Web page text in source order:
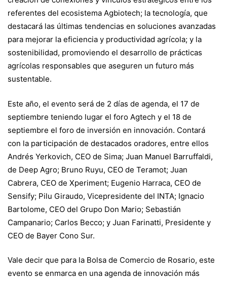
referentes del ecosistema Agbiotech; la tecnología, que
destacará las últimas tendencias en soluciones avanzadas
para mejorar la eficiencia y productividad agrícola; y la
sostenibilidad, promoviendo el desarrollo de prácticas
agrícolas responsables que aseguren un futuro más
sustentable.
Este año, el evento será de 2 días de agenda, el 17 de
septiembre teniendo lugar el foro Agtech y el 18 de
septiembre el foro de inversión en innovación. Contará
con la participación de destacados oradores, entre ellos
Andrés Yerkovich, CEO de Sima; Juan Manuel Barruffaldi,
de Deep Agro; Bruno Ruyu, CEO de Teramot; Juan
Cabrera, CEO de Xperiment; Eugenio Harraca, CEO de
Sensify; Pilu Giraudo, Vicepresidente del INTA; Ignacio
Bartolome, CEO del Grupo Don Mario; Sebastián
Campanario; Carlos Becco; y Juan Farinatti, Presidente y
CEO de Bayer Cono Sur.
Vale decir que para la Bolsa de Comercio de Rosario, este
evento se enmarca en una agenda de innovación más